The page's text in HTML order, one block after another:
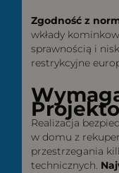
Zgodność z
wkłady
sprawnością i
restrykcyjne
Realizacja
w domu z
przestrzegania
technicznych.